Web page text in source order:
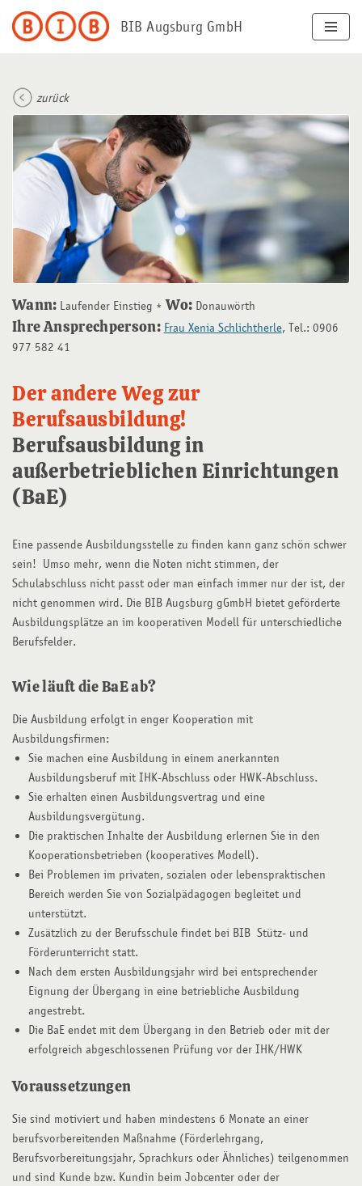
Zum
BIB Augsburg GmbH
zurück
Wann: Laufender Einstieg Wo: Donauwörth
Ihre Ansprechperson: Frau Xenia Schlichtherle, Tel.: 0906
977 582 41
Der andere Weg zur
Berufsausbildung!
Berufsausbildung in
außerbetrieblichen Einrichtungen
(BaE)
Eine passende Ausbildungsstelle zu finden kann ganz schön schwer
sein! Umso mehr, wenn die Noten nicht stimmen, der
Schulabschluss nicht passt oder man einfach immer nur der ist, der
nicht genommen wird. Die BIB Augsburg gGmbH bietet geförderte
Ausbildungsplätze an im kooperativen Modell für unterschiedliche
Berufsfelder.
Wie läuft die BaE ab?
Die Ausbildung erfolgt in enger Kooperation mit
Ausbildungsfirmen:
Sie machen eine Ausbildung in einem anerkannten
Ausbildungsberuf mit IHK-Abschluss oder HWK-Abschluss.
Sie erhalten einen Ausbildungsvertrag und eine
Ausbildungsvergütung.
Die praktischen Inhalte der Ausbildung erlernen Sie in den
Kooperationsbetrieben (kooperatives Modell).
Bei Problemen im privaten, sozialen oder lebenspraktischen
Bereich werden Sie von Sozialpädagogen begleitet und
unterstützt.
Zusätzlich zu der Berufsschule findet bei BIB Stütz- und
Förderunterricht statt.
Nach dem ersten Ausbildungsjahr wird bei entsprechender
Eignung der Übergang in eine betriebliche Ausbildung
angestrebt.
Die BaE endet mit dem Übergang in den Betrieb oder mit der
erfolgreich abgeschlossenen Prüfung vor der IHK/HWK
Voraussetzungen
Sie sind motiviert und haben mindestens 6 Monate an einer
berufsvorbereitenden Maßnahme (Förderlehrgang,
Berufsvorbereitungsjahr, Sprachkurs oder Ähnliches) teilgenommen
und sind Kunde bzw. Kundin beim Jobcenter oder der